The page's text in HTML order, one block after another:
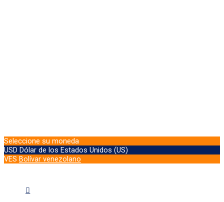
Seleccione su moneda
USD Dólar de los Estados Unidos (US)
VES Bolívar venezolano